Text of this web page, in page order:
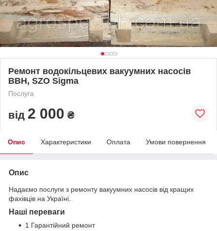
Ремонт водокільцевих вакуумних насосів
ВВН, SZO Sigma
Послуга
від 2 000 ₴
Опис Характеристики Оплата Умови повернення
Опис
Надаємо послуги з ремонту вакуумних насосів від кращих
фахівців на Україні.
Наші переваги
1 Гарантійний ремонт